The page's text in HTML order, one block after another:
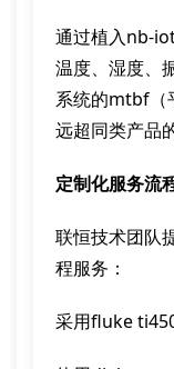
通过植入nb-
温度、湿度、
系统的mtbf（
远超同类产品
定制化服务流
联恒技术团队
程服务：
采用fluke